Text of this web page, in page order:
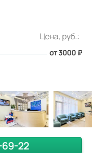
Цена, руб.:
от 3000 ₽
69-22